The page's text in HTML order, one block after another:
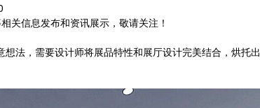
关信息发布和资讯展示，敬请关注！
法，需要设计师将展品特性和展厅设计完美结合，烘